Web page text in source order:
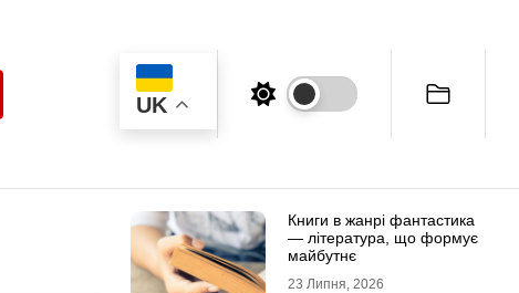
UK
Книги в жанрі фантастика
— література, що формує
майбутнє
23 Липня, 2026